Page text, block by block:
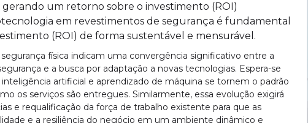
um retorno sobre o investimento (ROI)
em revestimentos de segurança é fundamental
(ROI) de forma sustentável e mensurável.
física indicam uma convergência significativo entre a
e a busca por adaptação a novas tecnologias. Espera-se
artificial e aprendizado de máquina se tornem o padrão
os serviços são entregues. Similarmente, essa evolução exigirá
e requalificação da força de trabalho existente para que as
e a resiliência do negócio em um ambiente dinâmico e